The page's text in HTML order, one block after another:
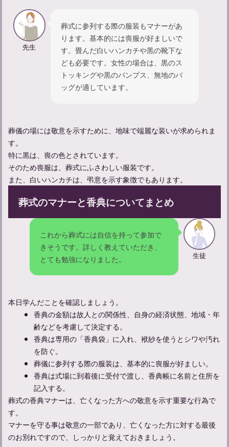
告別式での適切な挨拶のポイントと具体的なフレーズ
葬儀のお礼の挨拶はどのように行う？挨拶まわりやお礼状につい
て
先生
葬式に参列する際の服装もマナーがあ
ります。基本的には喪服が好ましいで
す。畳んだ白いハンカチや黒の靴下な
ども必要です。女性の場合は、黒のス
トッキングや黒のパンプス、無地のバ
ッグが適しています。
葬儀の場には敬意を示すために、地味で端麗な装いが求められま
す。
特に黒は、喪の色とされています。
そのため喪服は、葬式にふさわしい服装です。
また、白いハンカチは、弔意を示す象徴でもあります。
葬式のマナーと香典についてまとめ
これから葬式には自信を持って参加で
きそうです。詳しく教えていただき、
とても勉強になりました。
生徒
本日学んだことを確認しましょう。
香典の金額は故人との関係性、自身の経済状態、地域・年
齢などを考慮して決定する。
香典は専用の「香典袋」に入れ、袱紗を使うとシワや汚れ
を防ぐ。
葬儀に参列する際の服装は、基本的に喪服が好ましい。
香典は式場に到着後に受付で渡し、香典帳に名前と住所を
記入する。
葬式の香典マナーは、亡くなった方への敬意を示す重要な行為で
す。
マナーを守る事は敬意の一部であり、亡くなった方に対する最後
のお別れですので、しっかりと覚えておきましょう。